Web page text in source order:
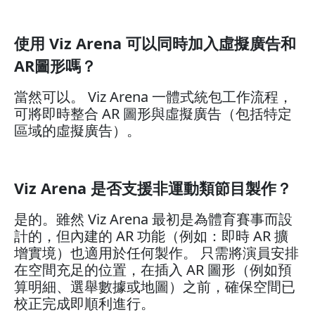
使用 Viz Arena 可以同時加入虛擬廣告和
AR圖形嗎？
當然可以。 Viz Arena 一體式統包工作流程，
可將即時整合 AR 圖形與虛擬廣告（包括特定
區域的虛擬廣告）。
Viz Arena 是否支援非運動類節目製作？
是的。雖然 Viz Arena 最初是為體育賽事而設
計的，但內建的 AR 功能（例如：即時 AR 擴
增實境）也適用於任何製作。 只需將演員安排
在空間充足的位置，在插入 AR 圖形（例如預
算明細、選舉數據或地圖）之前，確保空間已
校正完成即順利進行。